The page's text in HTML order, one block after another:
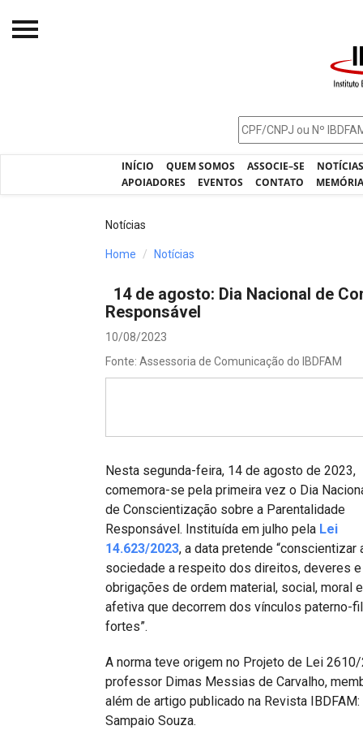
INÍCIO QUEM SOMOS ASSOCIE–SE
APOIADORES
EVENTOS CONTATO
Processos - IBDFAM
Projetos do IBDFAM
Alienação Parental
IBDFAM Educacional
Notícias
Home Notícias
14 de agosto: Dia Nacional de
Responsável
10/08/2023
Fonte: Assessoria de Comunicação do IBDFAM
Nesta segunda-feira, 14 de agosto de 2023,
comemora-se pela primeira vez o Dia
de Conscientização sobre a Parentalidade
Responsável. Instituída em julho pela Lei
14.623/2023, a data pretende “conscientizar
sociedade a respeito dos direitos, deveres e
obrigações de ordem material, social, moral e
afetiva que decorrem dos vínculos paterno-
fortes”.
A norma teve origem no Projeto de Lei
professor Dimas Messias de Carvalho,
além de artigo publicado na Revista
Sampaio Souza.